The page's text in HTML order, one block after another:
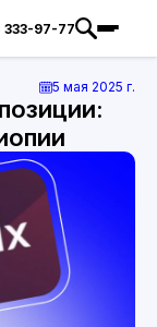
333-97-77
5 мая 2025 г.